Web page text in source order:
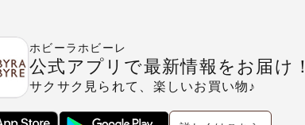
ホビーラホビーレ
公式アプリで最新情報をお届け！
サクサク見られて、楽しいお買い物♪